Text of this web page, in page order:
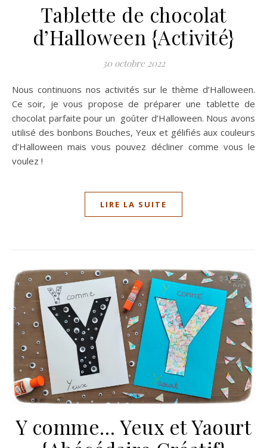
Tablette de chocolat
d’Halloween {Activité}
30 octobre 2022
Nous continuons nos activités sur le thème d’Halloween.
Ce soir, je vous propose de préparer une tablette de
chocolat parfaite pour un goûter d’Halloween. Nous avons
utilisé des bonbons Bouches, Yeux et gélifiés aux couleurs
d’Halloween mais vous pouvez décliner comme vous le
voulez !
LIRE LA SUITE
Y comme… Yeux et Yaourt